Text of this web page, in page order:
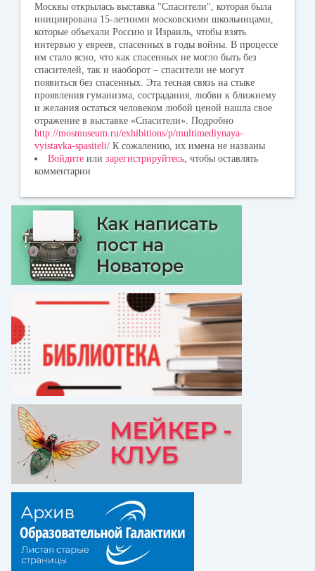
Москвы открылась выставка "Спасители", которая была
инициирована 15-летними московскими школьницами,
которые объехали Россию и Израиль, чтобы взять
интервью у евреев, спасенных в годы войны. В процессе
им стало ясно, что как спасенных не могло быть без
спасителей, так и наоборот – спасители не могут
появиться без спасенных. Эта тесная связь на стыке
проявления гуманизма, сострадания, любви к ближнему
и желания остаться человеком любой ценой нашла свое
отражение в выставке «Спасители». Подробно
http://mosmuseum.ru/exhibitions/p/multimediynaya-
vyistavka-spasiteli/ К сожалению, их имена не названы
Войдите или зарегистрируйтесь , чтобы оставлять
комментарии